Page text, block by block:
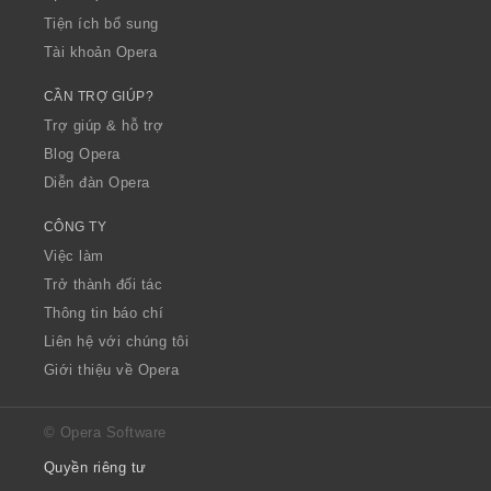
Tiện ích bổ sung
Tài khoản Opera
CẦN TRỢ GIÚP?
Trợ giúp & hỗ trợ
Blog Opera
Diễn đàn Opera
CÔNG TY
Việc làm
Trở thành đối tác
Thông tin báo chí
Liên hệ với chúng tôi
Giới thiệu về Opera
© Opera Software
Quyền riêng tư